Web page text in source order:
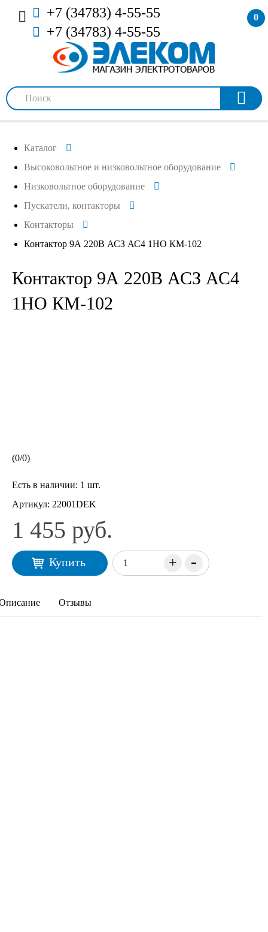
+7 (34783) 4-55-55
+7 (34783) 4-55-55
0
Каталог
Высоковольтное и низковольтное оборудование
Низковольтное оборудование
Пускатели, контакторы
Контакторы
Контактор 9А 220В АСЗ АС4 1НО КМ-102
Контактор 9А 220В АСЗ АС4
1НО КМ-102
(0/0)
Есть в наличии: 1 шт.
Артикул: 22001DEK
1 455 руб.
+ -
Купить
Отзывы